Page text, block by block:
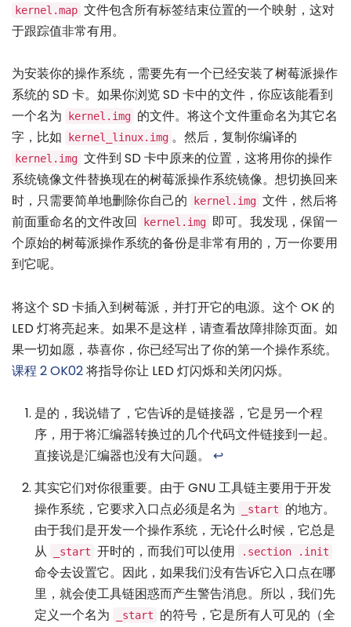
kernel.map 文件包含所有标签结束位置的一个映射，这对
于跟踪值非常有用。
为安装你的操作系统，需要先有一个已经安装了树莓派操作
系统的 SD 卡。如果你浏览 SD 卡中的文件，你应该能看到
一个名为
kernel.img 的文件。将这个文件重命名为其它名
字，比如
kernel_linux.img 。然后，复制你编译的
kernel.img 文件到 SD 卡中原来的位置，这将用你的操作
系统镜像文件替换现在的树莓派操作系统镜像。想切换回来
时，只需要简单地删除你自己的
kernel.img 文件，然后将
前面重命名的文件改回
kernel.img 即可。我发现，保留一
个原始的树莓派操作系统的备份是非常有用的，万一你要用
到它呢。
将这个 SD 卡插入到树莓派，并打开它的电源。这个 OK 的
LED 灯将亮起来。如果不是这样，请查看故障排除页面。如
果一切如愿，恭喜你，你已经写出了你的第一个操作系统。
课程 2 OK02将指导你让 LED 灯闪烁和关闭闪烁。
是的，我说错了，它告诉的是链接器，它是另一个程
序，用于将汇编器转换过的几个代码文件链接到一起。
直接说是汇编器也没有大问题。 ↩
其实它们对你很重要。由于 GNU 工具链主要用于开发
操作系统，它要求入口点必须是名为
_start
的地方。
由于我们是开发一个操作系统，无论什么时候，它总是
从
_start 开时的，而我们可以使用 .section .init
命令去设置它。因此，如果我们没有告诉它入口点在哪
里，就会使工具链困惑而产生警告消息。所以，我们先
定义一个名为
_start
的符号，它是所有人可见的（全